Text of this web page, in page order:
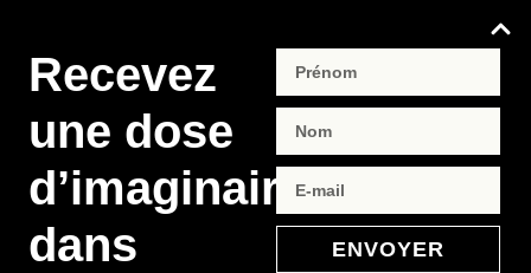
Recevez
une dose
d’imaginaire
dans
ENVOYER